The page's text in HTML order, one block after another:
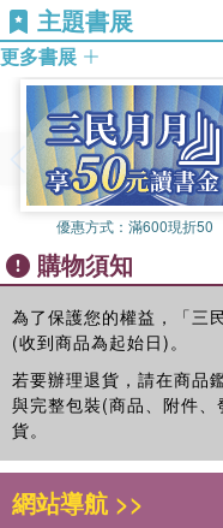
雖然元朗位於香港新界區
紀律部隊也無法真正干
那時，某位臺灣朋友問
彷若不受外界管轄？」
說地解釋。
林三維新作《無眠大宅
三個家庭，四個身在不
李維月及趙奧）為主角
城巿在幾個世代之間的變
從《白漬》到《月相》
愛，暴力與溫柔。到了
家庭，以至整個社會以
的前因後果。
林三維的小說，總是讓
憂鬱。沒有撕心裂肺的
的場面，可是有許多意
甚至幾十頁才理解，人
不是他自誇，即使趙奧蒙
不會絆倒。對於無眠大
家具擺設，他有十足十信
過這樣的圖──一看就知
格，全都是粗淺不一的
例，亦未能拿捏得宜，
三張大小相若的紙摺成
容分別是無眠大宅底樓
平面圖曾被繪圖者多次
然被繪圖者反覆擦拭、修
園、大廳、飯廳以至廚
櫃、唱片機的位置，就
繪圖者對底樓的空間布
平面圖的左右邊是兩間
張平均分了一半，以示
打打鬧鬧下，分劃出相
持，他直覺那兩張房間
繪畫者唯有用最為公允
主題書展
更多書展
優惠方式： 滿600現折50
購物須知
為了保護您的權益，「三
(收到商品為起始日)。
若要辦理退貨，請在商品
與完整包裝(商品、附件
貨。
網站導航 >>